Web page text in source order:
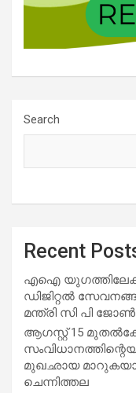
Search
Recent
എഐ
ഡിജിറ്റൽ
മന്ത്രി സി പി ജോൺ
ആഗസ്റ്റ് 15
മുഖഛായ
ചെന്നിത്തല